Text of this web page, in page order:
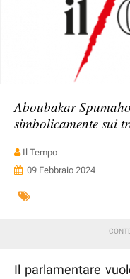
Aboubakar
simbolicamente sui
Il Tempo
09 Febbraio 2024
Il parlamentare